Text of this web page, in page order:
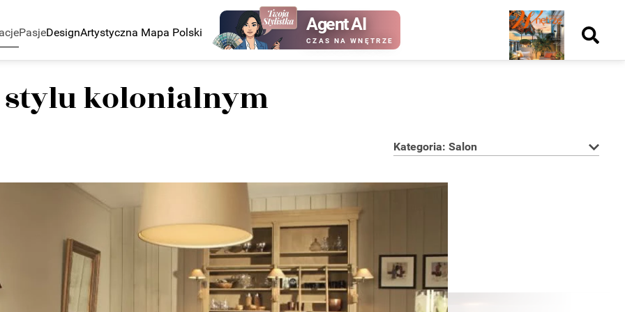
PasjeDesignArtystyczna Mapa Polski Agent AI
CZAS NA WNĘTRZE
Nowy
numer
stylu kolonialnym
Kategoria: Salon